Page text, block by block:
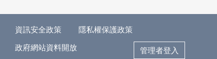
資訊安全政策
隱私權保護政策
政府網站資料開放
管理者登入